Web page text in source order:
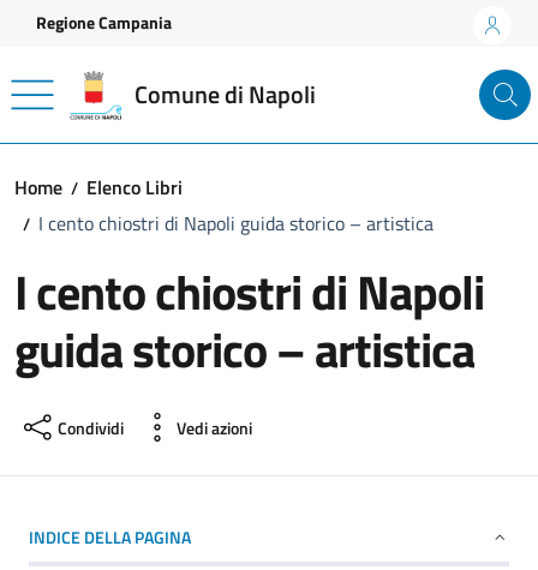
Vai ai contenuti
Vai al footer
Regione Campania
Comune di Napoli
Home
Elenco Libri
I cento chiostri di Napoli guida storico – artistica
I cento chiostri di Napoli
guida storico – artistica
Condividi Vedi azioni
INDICE DELLA PAGINA